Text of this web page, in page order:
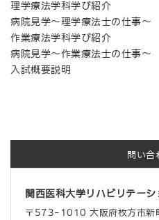
理学療法学科学び紹介
病院見学～理学療法士の仕事～
作業療法学科学び紹介
病院見学～作業療法士の仕事～
入試概要説明
問い合
関西医科大学リハビリテー
〒573-1010 大阪府枚方市新